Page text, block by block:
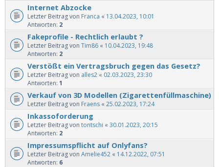
Internet Abzocke
Letzter Beitrag von Franca « 13.04.2023, 10:01
Antworten: 2
Fakeprofile - Rechtlich erlaubt ?
Letzter Beitrag von Tim86 « 10.04.2023, 19:48
Antworten: 2
Verstößt ein Vertragsbruch gegen das Gesetz?
Letzter Beitrag von alles2 « 02.03.2023, 23:30
Antworten: 1
Verkauf von 3D Modellen (Zigarettenfüllmaschine)
Letzter Beitrag von Fraens « 25.02.2023, 17:24
Inkassoforderung
Letzter Beitrag von tontschi « 30.01.2023, 20:15
Antworten: 2
Impressumspflicht auf Onlyfans?
Letzter Beitrag von Amelie452 « 14.12.2022, 07:51
Antworten: 6